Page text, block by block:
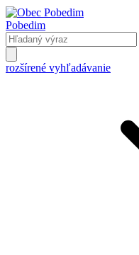
Pobedim
rozšírené vyhľadávanie